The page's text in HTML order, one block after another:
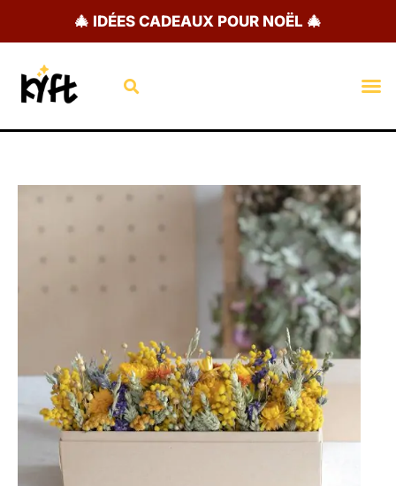
🎄 IDÉES CADEAUX POUR NOËL 🎄
Rechercher